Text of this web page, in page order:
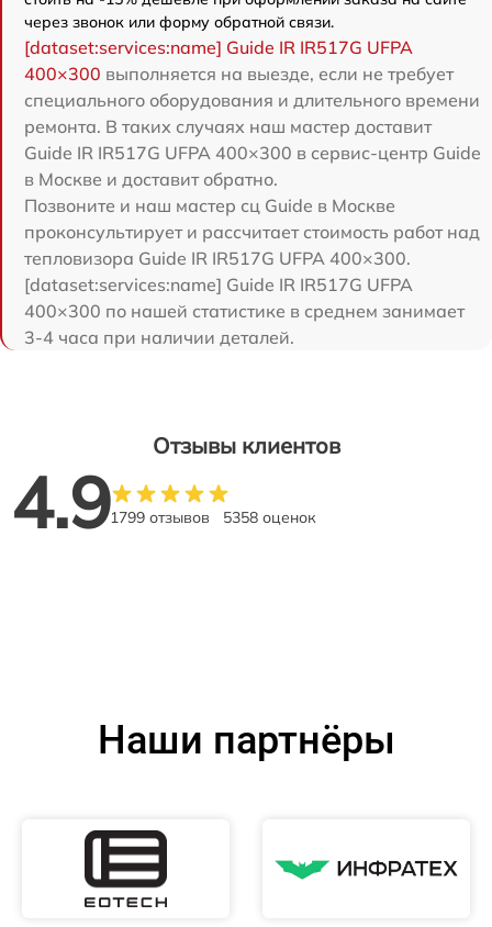
через звонок или форму обратной связи.
[dataset:services:name] Guide IR IR517G UFPA
400×300 выполняется на выезде, если не требует
специального оборудования и длительного времени
ремонта. В таких случаях наш мастер доставит
Guide IR IR517G UFPA 400×300 в сервис-центр Guide
в Москве и доставит обратно.
Позвоните и наш мастер сц Guide в Москве
проконсультирует и рассчитает стоимость работ над
тепловизора Guide IR IR517G UFPA 400×300.
[dataset:services:name] Guide IR IR517G UFPA
400×300 по нашей статистике в среднем занимает
3-4 часа при наличии деталей.
Отзывы клиентов
4.91799 отзывов 5358 оценок
Наши партнёры